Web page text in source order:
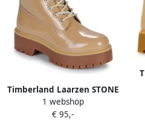
Timberland Laarzen STONE
STREET
1 webshop
€ 95,-